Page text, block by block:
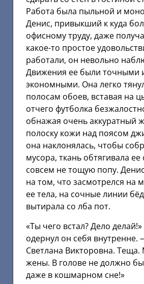
Работа была пыльной и
Денис, привыкший к куда
офисному труду, даже
какое-то простое
работали, он невольно
Движения ее были точными
экономными. Она легко
полосам обоев, вставая на
отчего футболка
обнажая очень аккуратный
полоску кожи над поясом
она наклонялась, чтобы
мусора, ткань обтягивала ее
совсем не тощую попу.
на том, что засмотрелся на
ее тела, на сочные линии
вытирала со лба пот.
«Ты чего встал? Дело
одернул он себя внутренне.
Светлана Викторовна. Теща.
жены. В голове не должно
даже в кошмарном сне!»